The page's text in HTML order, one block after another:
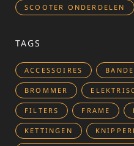
SCOOTER ONDERDELEN
TAGS
ACCESSOIRES
BROMMER
FILTERS FRAME
KETTINGEN